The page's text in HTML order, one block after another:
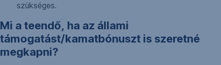
szükséges.
Mi a teendő, ha az állami
támogatást/kamatbónuszt is szeretné
megkapni?